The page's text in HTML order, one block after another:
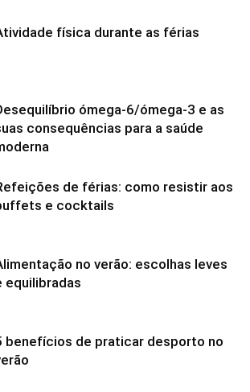
física durante as férias
ómega-6/ómega-3 e as
consequências para a saúde
de férias: como resistir aos
e cocktails
no verão: escolhas leves
equilibradas
benefícios de praticar desporto no